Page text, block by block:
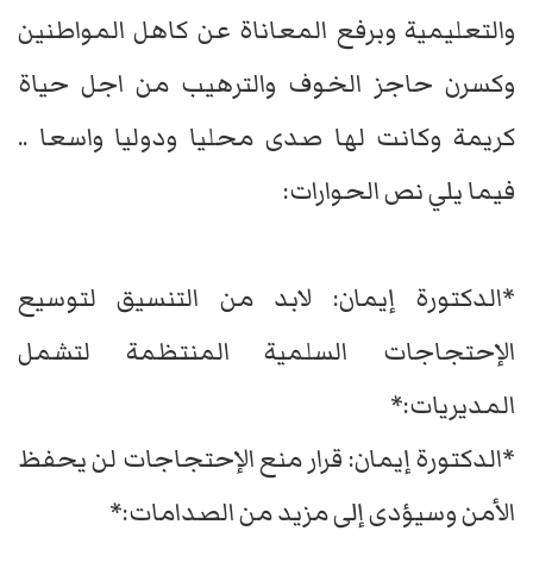
والتعليمية وبرفع المعاناة عن كاهل المواطنين
وكسرن حاجز الخوف والترهيب من اجل حياة
كريمة وكانت لها صدى محليا ودوليا واسعا ..
فيما يلي نص الحوارات:
*الدكتورة إيمان: لابد من التنسيق لتوسيع
الإحتجاجات السلمية المنتظمة لتشمل
المديريات:*
*الدكتورة إيمان: قرار منع الإحتجاجات لن يحفظ
الأمن وسيؤدى إلى مزيد من الصدامات:*